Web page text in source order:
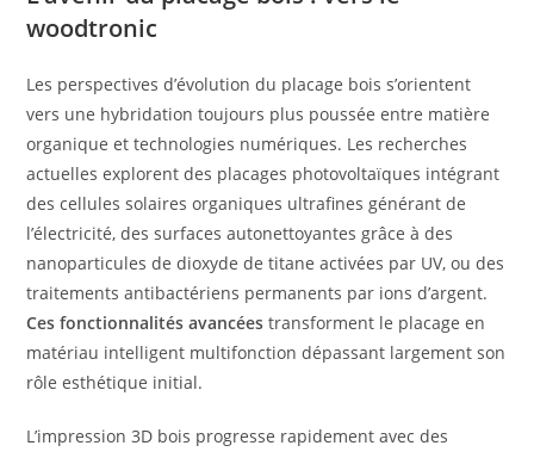
woodtronic
Les perspectives d’évolution du placage bois s’orientent
vers une hybridation toujours plus poussée entre matière
organique et technologies numériques. Les recherches
actuelles explorent des placages photovoltaïques intégrant
des cellules solaires organiques ultrafines générant de
l’électricité, des surfaces autonettoyantes grâce à des
nanoparticules de dioxyde de titane activées par UV, ou des
traitements antibactériens permanents par ions d’argent.
Ces fonctionnalités avancées transforment le placage en
matériau intelligent multifonction dépassant largement son
rôle esthétique initial.
L’impression 3D bois progresse rapidement avec des